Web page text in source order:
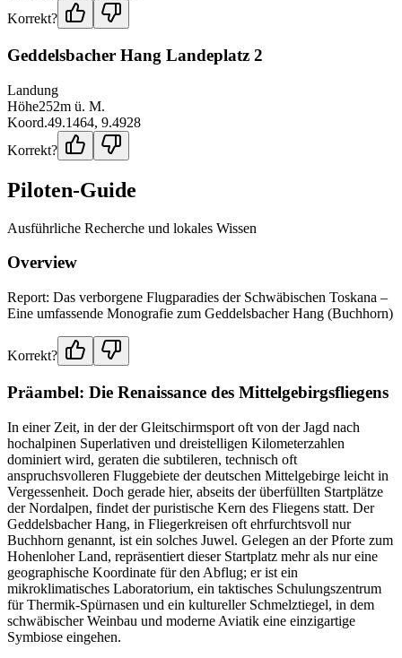
Korrekt?
Geddelsbacher Hang Landeplatz 2
Landung
Höhe252m ü. M.
Koord.49.1464, 9.4928
Korrekt?
Piloten-Guide
Ausführliche Recherche und lokales Wissen
Overview
Report: Das verborgene Flugparadies der Schwäbischen Toskana –
Eine umfassende Monografie zum Geddelsbacher Hang (Buchhorn)
Korrekt?
Präambel: Die Renaissance des Mittelgebirgsfliegens
In einer Zeit, in der der Gleitschirmsport oft von der Jagd nach
hochalpinen Superlativen und dreistelligen Kilometerzahlen
dominiert wird, geraten die subtileren, technisch oft
anspruchsvolleren Fluggebiete der deutschen Mittelgebirge leicht in
Vergessenheit. Doch gerade hier, abseits der überfüllten Startplätze
der Nordalpen, findet der puristische Kern des Fliegens statt. Der
Geddelsbacher Hang, in Fliegerkreisen oft ehrfurchtsvoll nur
Buchhorn genannt, ist ein solches Juwel. Gelegen an der Pforte zum
Hohenloher Land, repräsentiert dieser Startplatz mehr als nur eine
geographische Koordinate für den Abflug; er ist ein
mikroklimatisches Laboratorium, ein taktisches Schulungszentrum
für Thermik-Spürnasen und ein kultureller Schmelztiegel, in dem
schwäbischer Weinbau und moderne Aviatik eine einzigartige
Symbiose eingehen.